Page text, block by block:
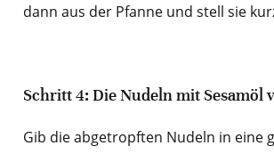
dann aus der Pfanne und stell sie
Schritt 4: Die Nudeln mit Sesamöl
Gib die abgetropften Nudeln in eine